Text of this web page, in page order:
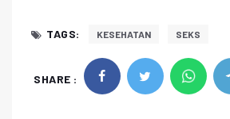
TAGS: KESEHATAN SEKS
SHARE :